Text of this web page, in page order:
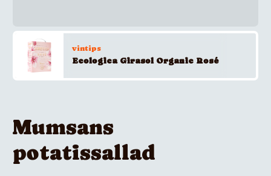
vintips
Ecologica Girasol Organic Rosé
Mumsans
potatissallad